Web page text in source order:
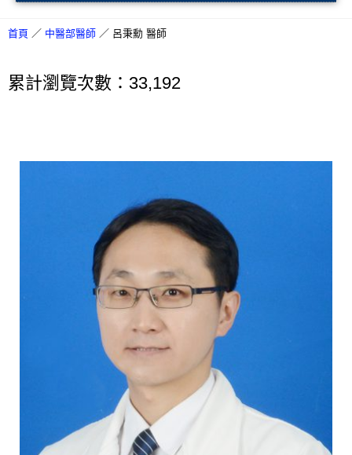
首頁 ／ 中醫部醫師 ／ 呂秉勳 醫師
累計瀏覽次數：33,192